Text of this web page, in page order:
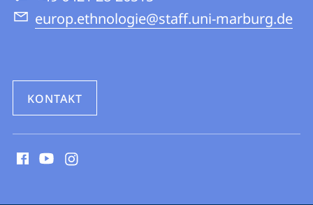
europ.ethnologie@staff.uni-marburg.de
KONTAKT
Media